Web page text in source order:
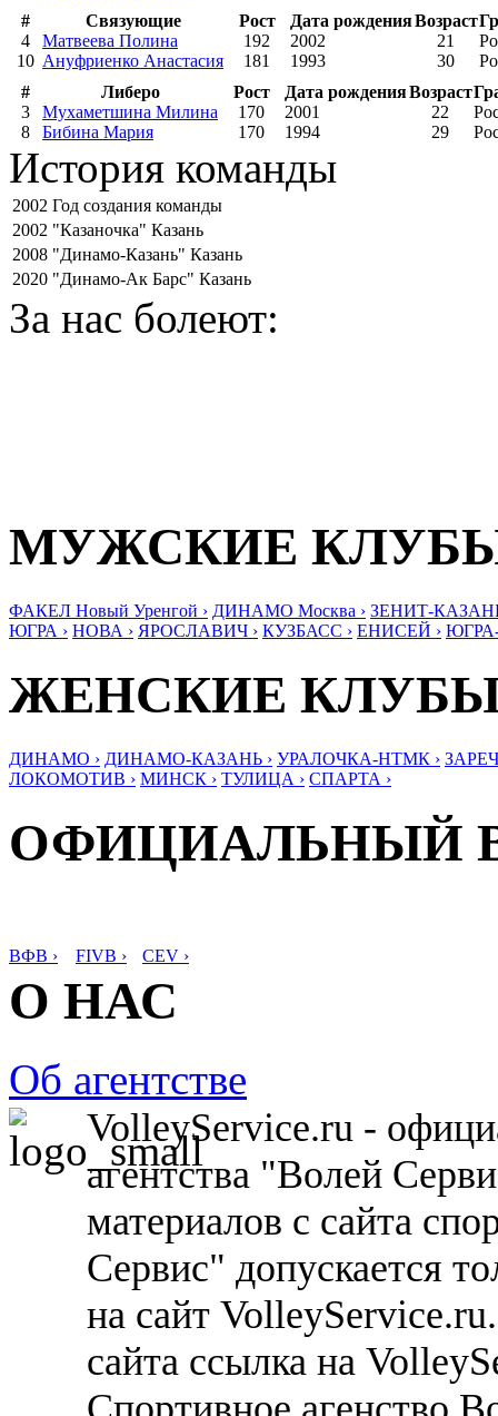
#
Связующие Рост Дата рожденияВозраст
4
Матвеева Полина 192 2002 21
10 Ануфриенко Анастасия 181 1993 30
#
Либеро Рост Дата рожденияВозраст
3
Мухаметшина Милина 170 2001 22
8
Бибина Мария 170 1994 29
История команды
2002 Год создания команды
2002 "Казаночка" Казань
2008 "Динамо-Казань" Казань
2020 "Динамо-Ак Барс" Казань
За нас болеют:
МУЖСКИЕ
ФАКЕЛ Новый Уренгой › ДИНАМО Москва › ЗЕНИТ-
ЮГРА › НОВА › ЯРОСЛАВИЧ › КУЗБАСС › ЕНИСЕЙ ›
ЖЕНСКИЕ
ДИНАМО › ДИНАМО-КАЗАНЬ › УРАЛОЧКА-НТМК ›
ЛОКОМОТИВ › МИНСК › ТУЛИЦА › СПАРТА ›
ОФИЦИАЛЬНЫЙ
ВФВ › FIVB › CEV ›
О НАС
Об агентстве
VolleyService.ru -
агентства "Волей
материалов с сайта
Сервис" допускается
на сайт
сайта ссылка на